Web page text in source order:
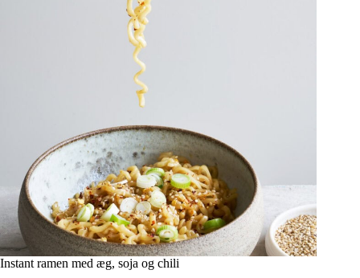
Instant ramen med æg, soja og chili